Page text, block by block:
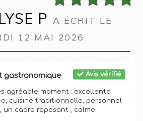
P A ÉCRIT LE
12 MAI 2026
Avis vérifié
gastronomique
agréable moment : excellente
cuisine traditionnelle, personnel
un cadre reposant , calme .